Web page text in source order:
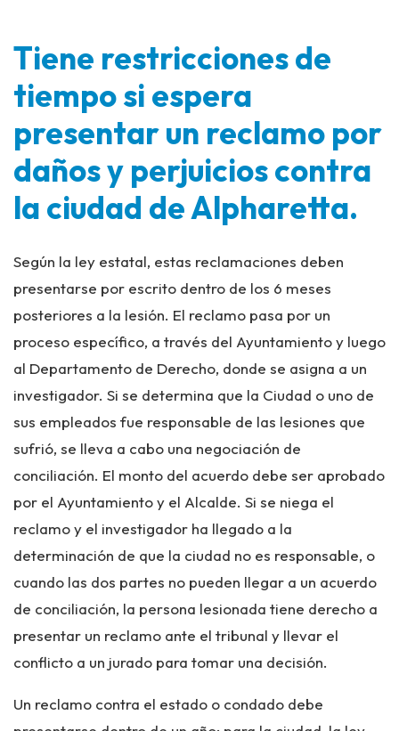
Tiene restricciones de
tiempo si espera
presentar un reclamo por
daños y perjuicios contra
la ciudad de Alpharetta.
Según la ley estatal, estas reclamaciones deben
presentarse por escrito dentro de los 6 meses
posteriores a la lesión. El reclamo pasa por un
proceso específico, a través del Ayuntamiento y luego
al Departamento de Derecho, donde se asigna a un
investigador. Si se determina que la Ciudad o uno de
sus empleados fue responsable de las lesiones que
sufrió, se lleva a cabo una negociación de
conciliación. El monto del acuerdo debe ser aprobado
por el Ayuntamiento y el Alcalde. Si se niega el
reclamo y el investigador ha llegado a la
determinación de que la ciudad no es responsable, o
cuando las dos partes no pueden llegar a un acuerdo
de conciliación, la persona lesionada tiene derecho a
presentar un reclamo ante el tribunal y llevar el
conflicto a un jurado para tomar una decisión.
Un reclamo contra el estado o condado debe